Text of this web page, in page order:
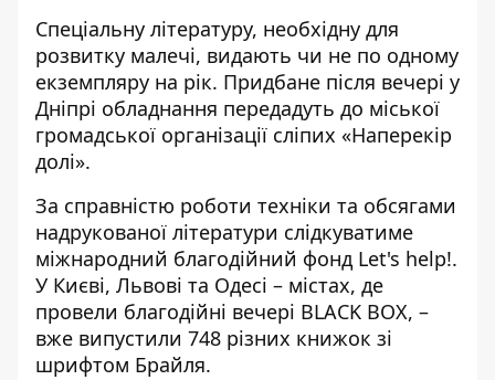
Спеціальну літературу, необхідну для
розвитку малечі, видають чи не по одному
екземпляру на рік. Придбане після вечері у
Дніпрі обладнання передадуть до міської
громадської організації сліпих «Наперекір
долі».
За справністю роботи техніки та обсягами
надрукованої літератури слідкуватиме
міжнародний благодійний фонд Let's help!.
У Києві, Львові та Одесі – містах, де
провели благодійні вечері BLACK BOX, –
вже випустили 748 різних книжок зі
шрифтом Брайля.